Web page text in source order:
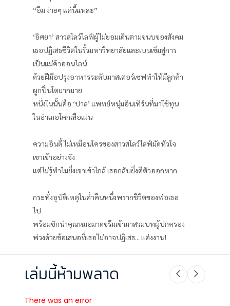
“อืม ง่ายๆ แค่นี้แหละ”
‘อิศยา’ สาวสโลว์ไลฟ์ผู้ไม่ยอมเดินตามขนบของสังคม
เธอปฏิเสธชีวิตในรั้วมหาวิทยาลัยและเบนเข็มสู่การ
เป็นแม่ค้าออนไลน์
ด้วยฝีมือปรุงอาหารระดับมาสเตอร์เชฟทำให้มีลูกค้า
ผูกปิ่นโตมากมาย
หนึ่งในนั้นคือ ‘ปาล’ แพทย์หนุ่มอินเทิร์นที่มาใช้ทุน
ในอำเภอโคกเสือเผ่น
ความอินดี้ ไม่เหมือนใครของสาวสโลว์ไลฟ์มัดหัวใจ
เขาเข้าอย่างจัง
แต่ไม่รู้ทำไมยิ่งเขาเข้าใกล้ เธอกลับยิ่งตีตัวออกหาก
กระทั่งอุบัติเหตุในค่ำคืนหนึ่งพรากชีวิตของพ่อเธอ
ไป
พร้อมชักนำคุณหมอมาดขรึมเข้ามาสวมบทผู้ปกครอง
พ่วงด้วยข้อเสนอที่เธอไม่อาจปฏิเสธ... แต่งงาน!
เล่มนี้ห้ามพลาด
There was an error